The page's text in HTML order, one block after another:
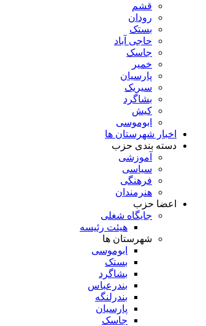
قشم
رودان
بستک
حاجی آباد
جاسک
خمیر
پارسیان
سیریک
بشاگرد
کیش
ابوموسی
اخبار شهرستان ها
دسته بندی حزب
آموزشی
سیاسی
فرهنگی
هنرمندان
اعضا حزب
جایگاه شغلی
هیئت رئیسه
شهرستان ها
ابوموسی
بستک
بشاگرد
بندرعباس
بندرلنگه
پارسیان
جاسک